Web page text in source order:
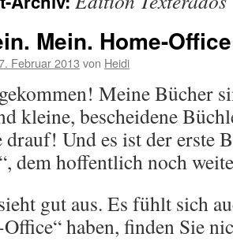
Mein. Home-
Februar 2013 von Heidi
Meine Bücher
kleine, bescheidene
drauf! Und es ist der erste
dem hoffentlich noch
gut aus. Es fühlt sich
haben, finden Sie